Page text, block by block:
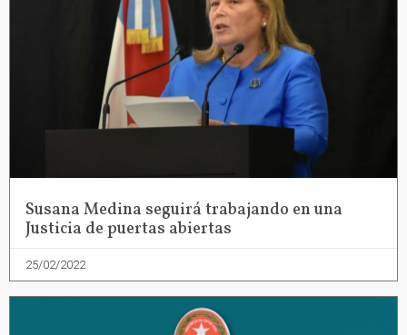
Susana Medina seguirá trabajando en una
Justicia de puertas abiertas
25/02/2022